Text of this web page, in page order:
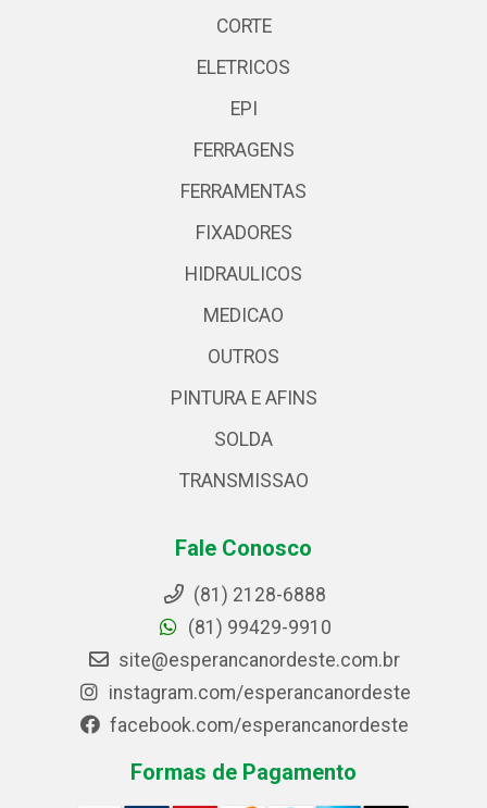
CORTE
ELETRICOS
EPI
FERRAGENS
FERRAMENTAS
FIXADORES
HIDRAULICOS
MEDICAO
OUTROS
PINTURA E AFINS
SOLDA
TRANSMISSAO
Fale Conosco
(81) 2128-6888
(81) 99429-9910
site@esperancanordeste.com.br
instagram.com/esperancanordeste
facebook.com/esperancanordeste
Formas de Pagamento